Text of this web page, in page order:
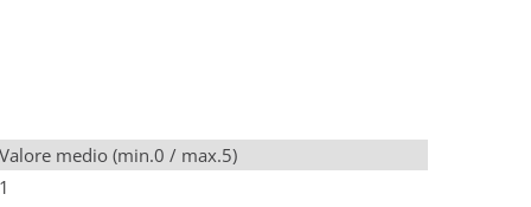
Valore medio (min.0 / max.5)
1